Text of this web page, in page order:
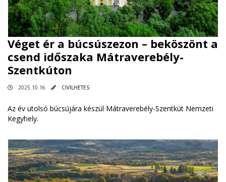
Véget ér a búcsúszezon – beköszönt a
csend időszaka Mátraverebély-
Szentkúton
2025.10.16 CIVILHETES
Az év utolsó búcsújára készül Mátraverebély-Szentkút Nemzeti
Kegyhely.